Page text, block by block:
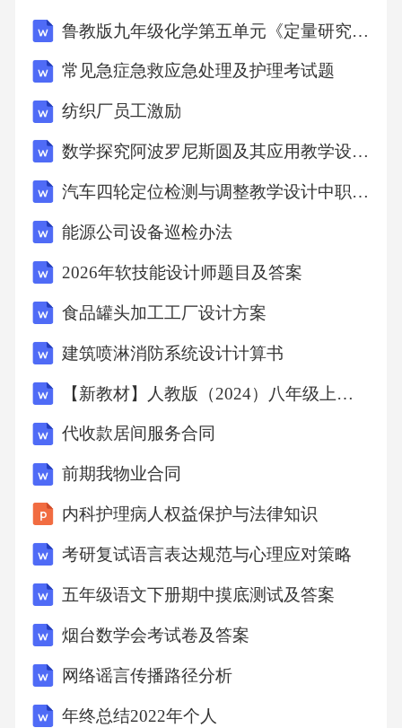
租赁物内乙方财产及人员的相关保险，包括但
不限于财产险、责任险、人员意外险等。保险
障乙方在租赁期间可能遭受的损失。乙方应在
保险合同生效后[X]日内将保险单复印件提交给
甲方备案。2.甲方保险责任：甲方应购买租赁物
主体结构及相关设施设备的财产保险，保险期
生效后[X]日内将保险单复印件提交给乙方备
案。若因保险事故导致租赁物损坏，双方应按
照保险合同的约定处理赔偿事宜。保险赔偿不
足以弥补损失的，由责任方承担不足部分的赔
偿责任。八、合同的解除1.协商解除：经双方协
商一致，可以书面形式解除本合同。合同解除
后，双方应按照本合同约定进行结算和清理，
各自承担相应的责任。2.法定解除：若乙方逾期
[X]次，甲方有权解除本合同。若乙方擅自改变
租赁物的用途、结构或进行其他损害租赁物的
行为，经甲方书面通知后仍不改正的，甲方有
权解除本合同。若因不可抗力或政府行为等原
因导致租赁物无法正常使用，且双方无法就解
决方案达成一致的，一方有权解除本合同。若
鲁教版九年级化学第五单元《定量研究化学反应》（同步教学设计）
常见急症急救应急处理及护理考试题
纺织厂员工激励
数学探究阿波罗尼斯圆及其应用教学设计-高二上学期数学人教A版（2019）选择性必修第一册
汽车四轮定位检测与调整教学设计中职专业课-汽车底盘构造与维修-汽车运用与维修-交通运输大类
能源公司设备巡检办法
2026年软技能设计师题目及答案
食品罐头加工工厂设计方案
建筑喷淋消防系统设计计算书
【新教材】人教版（2024）八年级上册英语Unit2 Home Sweet Home分课时教案
代收款居间服务合同
前期我物业合同
内科护理病人权益保护与法律知识
考研复试语言表达规范与心理应对策略
五年级语文下册期中摸底测试及答案
烟台数学会考试卷及答案
网络谣言传播路径分析
年终总结2022年个人